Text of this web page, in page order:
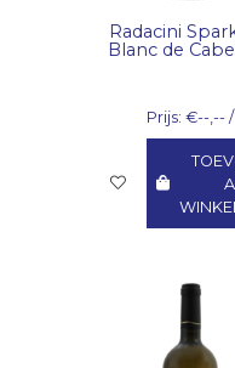
Radacini
Blanc de
Prijs: €--,-- /